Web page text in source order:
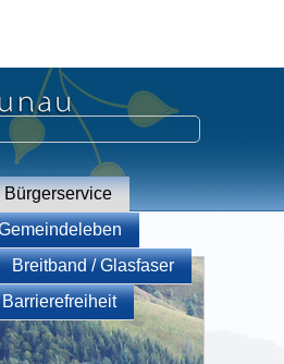
Bürgerservice
Breitband / Glasfaser